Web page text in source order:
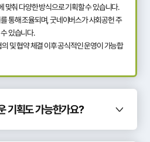
맞춰 다양한 방식으로 기획할 수 있습니다.
통해 조율되며, 굿네이버스가 사회공헌 주
있습니다.
및 협약 체결 이후 공식적인 운영이 가능합
기획도 가능한가요?